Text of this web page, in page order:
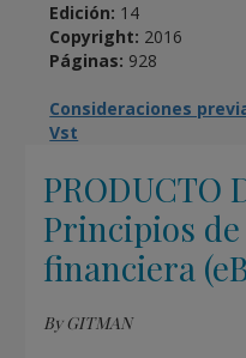
Edición: 14
Copyright: 2016
Páginas: 928
Consideraciones
Vst
PRODUCTO
Principios
financiera
By GITMAN